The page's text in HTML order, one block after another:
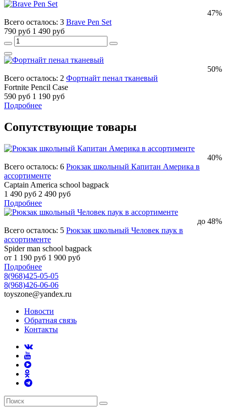
47%
Всего осталось: 3 Brave Pen Set
790 руб 1 490 руб
50%
Всего осталось: 2 Фортнайт пенал тканевый
Fortnite Pencil Case
590 руб 1 190 руб
Подробнее
Сопутствующие товары
40%
Всего осталось: 6 Рюкзак школьный Капитан Америка в
ассортименте
Captain America school bagpack
1 490 руб 2 490 руб
Подробнее
до 48%
Всего осталось: 5 Рюкзак школьный Человек паук в
ассортименте
Spider man school bagpack
от 1 190 руб 1 900 руб
Подробнее
8(968)425-05-05
8(968)426-06-06
toyszone@yandex.ru
Новости
Обратная связь
Контакты